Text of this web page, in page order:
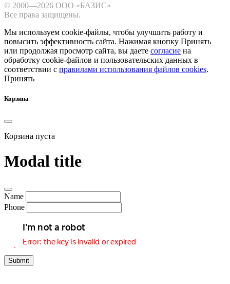
© 2000—2026 ООО «БАЗИС»
Все права защищены.
Мы используем cookie-файлы, чтобы улучшить работу и
повысить эффективность сайта. Нажимая кнопку Принять
или продолжая просмотр сайта, вы даете согласие на
обработку cookie-файлов и пользовательских данных в
соответствии с правилами использования файлов cookies.
Принять
Корзина
Корзина пуста
Modal title
Name
Phone
Submit